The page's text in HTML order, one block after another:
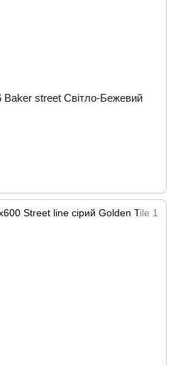
Baker street Світло-Бежевий